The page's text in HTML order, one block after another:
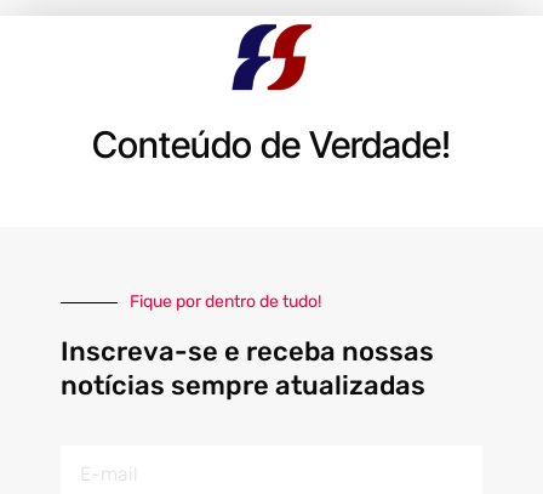
Conteúdo de Verdade!
Fique por dentro de tudo!
Inscreva-se e receba nossas
notícias sempre atualizadas
mail